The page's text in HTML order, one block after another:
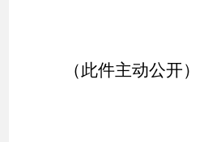
（此件主动公开）